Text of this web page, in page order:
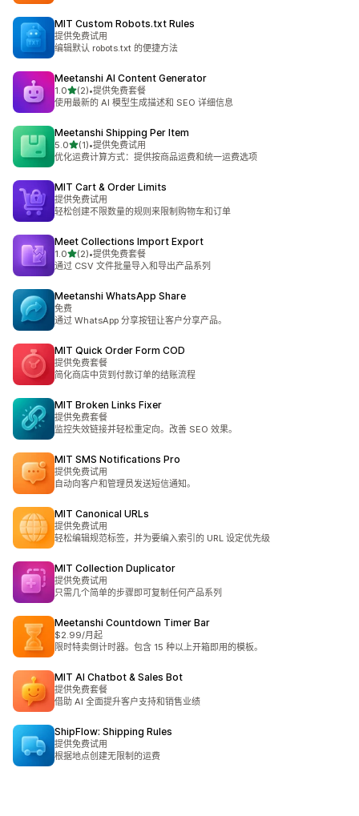
MIT Custom Robots.txt Rules
提供免费试用
编辑默认 robots.txt 的便捷方法
Meetanshi AI Content Generator
1.0星（满分 5 星）
(2)
总共 2 条评论
•提供免费套餐
使用最新的 AI 模型生成描述和 SEO 详细信息
Meetanshi Shipping Per Item
5.0星（满分 5 星）
(1)
总共 1 条评论
•提供免费试用
优化运费计算方式：提供按商品运费和统一运费选项
MIT Cart & Order Limits
提供免费试用
轻松创建不限数量的规则来限制购物车和订单
Meet Collections Import Export
1.0星（满分 5 星）
(2)
总共 2 条评论
•提供免费套餐
通过 CSV 文件批量导入和导出产品系列
Meetanshi WhatsApp Share
免费
通过 WhatsApp 分享按钮让客户分享产品。
MIT Quick Order Form COD
提供免费套餐
简化商店中货到付款订单的结账流程
MIT Broken Links Fixer
提供免费套餐
监控失效链接并轻松重定向。改善 SEO 效果。
MIT SMS Notifications Pro
提供免费试用
自动向客户和管理员发送短信通知。
MIT Canonical URLs
提供免费试用
轻松编辑规范标签，并为要编入索引的 URL 设定优先级
MIT Collection Duplicator
提供免费试用
只需几个简单的步骤即可复制任何产品系列
Meetanshi Countdown Timer Bar
$2.99/月起
限时特卖倒计时器。包含 15 种以上开箱即用的模板。
MIT AI Chatbot & Sales Bot
提供免费套餐
借助 AI 全面提升客户支持和销售业绩
ShipFlow: Shipping Rules
提供免费试用
根据地点创建无限制的运费